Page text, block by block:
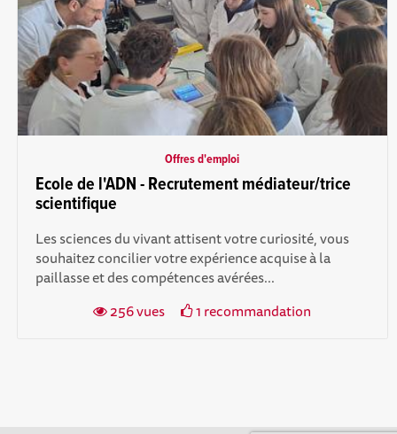
Offres d'emploi
Ecole de l'ADN - Recrutement médiateur/trice
scientifique
Les sciences du vivant attisent votre curiosité, vous
souhaitez concilier votre expérience acquise à la
paillasse et des compétences avérées...
256 vues
1 recommandation